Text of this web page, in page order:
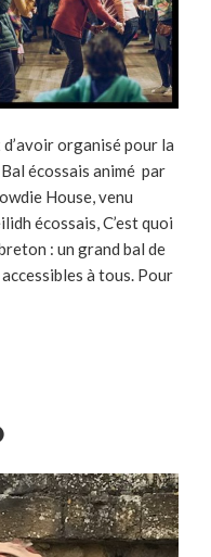
organisé pour la
écossais animé par
House, venu
écossais, C’est quoi
: un grand bal de
à tous. Pour